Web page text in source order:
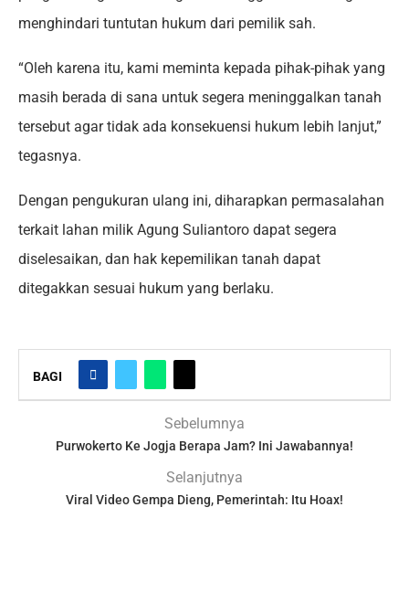
menghindari tuntutan hukum dari pemilik sah.
“Oleh karena itu, kami meminta kepada pihak-pihak yang
masih berada di sana untuk segera meninggalkan tanah
tersebut agar tidak ada konsekuensi hukum lebih lanjut,”
tegasnya.
Dengan pengukuran ulang ini, diharapkan permasalahan
terkait lahan milik Agung Suliantoro dapat segera
diselesaikan, dan hak kepemilikan tanah dapat
ditegakkan sesuai hukum yang berlaku.
BAGI
Sebelumnya
Purwokerto Ke Jogja Berapa Jam? Ini Jawabannya!
Selanjutnya
Viral Video Gempa Dieng, Pemerintah: Itu Hoax!